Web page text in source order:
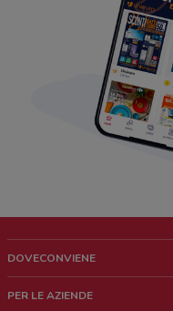
DOVECONVIENE
PER LE AZIENDE